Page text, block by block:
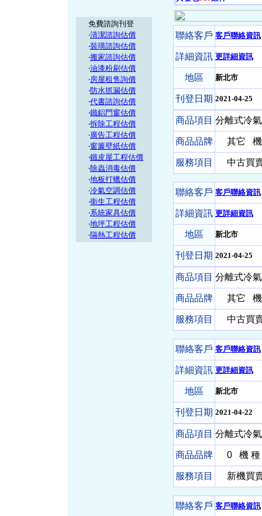
免費諮詢刊登
‧清潔諮詢估價
‧裝璜諮詢估價
‧搬家諮詢估價
‧油漆粉刷估價
‧房屋租售詢價
‧防水抓漏估價
‧代書諮詢估價
‧鐵鋁門窗估價
‧拆除工程估價
‧廣告工程估價
‧窗簾壁紙估價
‧鐵皮屋工程估價
‧除蟲消毒估價
‧地板打蠟估價
‧冷氣空調估價
‧衛生工程估價
‧系統家具估價
‧地坪工程估價
‧隔熱工程估價
聯絡客戶 客戶聯絡資訊
詳細資訊 更詳細資訊
地區 新北市
刊登日期 2021-04-25
商品項目 分離式冷
商品品牌 其它
服務項目 中古買賣
聯絡客戶 客戶聯絡資訊
詳細資訊 更詳細資訊
地區 新北市
刊登日期 2021-04-25
商品項目 分離式冷
商品品牌 其它
服務項目 中古買賣
聯絡客戶 客戶聯絡資訊
詳細資訊 更詳細資訊
地區 新北市
刊登日期 2021-04-22
商品項目 分離式冷
商品品牌 0 機
服務項目 新機買賣
聯絡客戶 客戶聯絡資訊